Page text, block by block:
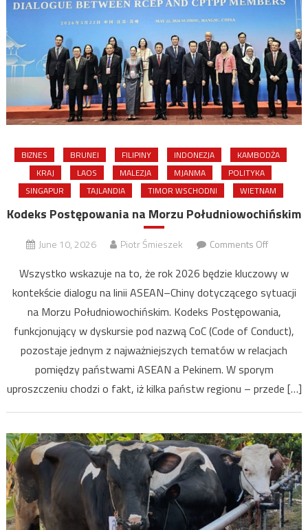
BIZNES BRUNEI FILIPINY INDONEZJA
KAMBODŻA
KRAJ
LAOS MALEZJA MJANMA
POLITYKA
SINGAPUR
TAJLANDIA TIMOR WSCHODNI WIETNAM
Kodeks Postępowania na Morzu Południowochińskim
June 10, 2026 Piotr Śmieszek Comments Offon
na
Morzu
Wszystko wskazuje na to, że rok 2026 będzie kluczowy w
kontekście dialogu na linii ASEAN–Chiny dotyczącego sytuacji
na Morzu Południowochińskim. Kodeks Postępowania,
funkcjonujący w dyskursie pod nazwą CoC (Code of Conduct),
pozostaje jednym z najważniejszych tematów w relacjach
pomiędzy państwami ASEAN a Pekinem. W sporym
uproszczeniu chodzi o fakt, iż kilka państw regionu – przede […]